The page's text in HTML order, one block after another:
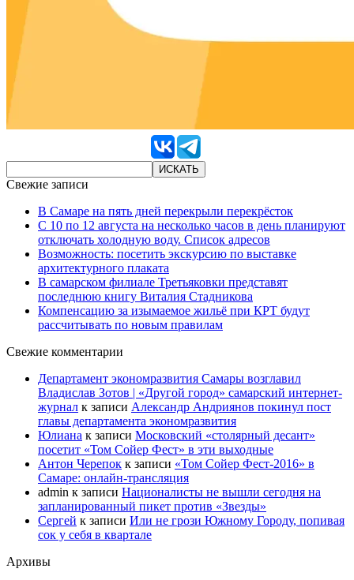
Свежие записи
В Самаре на пять дней перекрыли перекрёсток
С 10 по 12 августа на несколько часов в день планируют
отключать холодную воду. Список адресов
Возможность: посетить экскурсию по выставке
архитектурного плаката
В самарском филиале Третьяковки представят
последнюю книгу Виталия Стадникова
Компенсацию за изымаемое жильё при КРТ будут
рассчитывать по новым правилам
Свежие комментарии
Департамент экономразвития Самары возглавил
Владислав Зотов | «Другой город» самарский интернет-
журнал к записи Александр Андриянов покинул пост
главы департамента экономразвития
Юлиана к записи Московский «столярный десант»
посетит «Том Сойер Фест» в эти выходные
Антон Черепок к записи «Том Сойер Фест-2016» в
Самаре: онлайн-трансляция
admin к записи Националисты не вышли сегодня на
запланированный пикет против «Звезды»
Сергей к записи Или не грози Южному Городу, попивая
сок у себя в квартале
Архивы